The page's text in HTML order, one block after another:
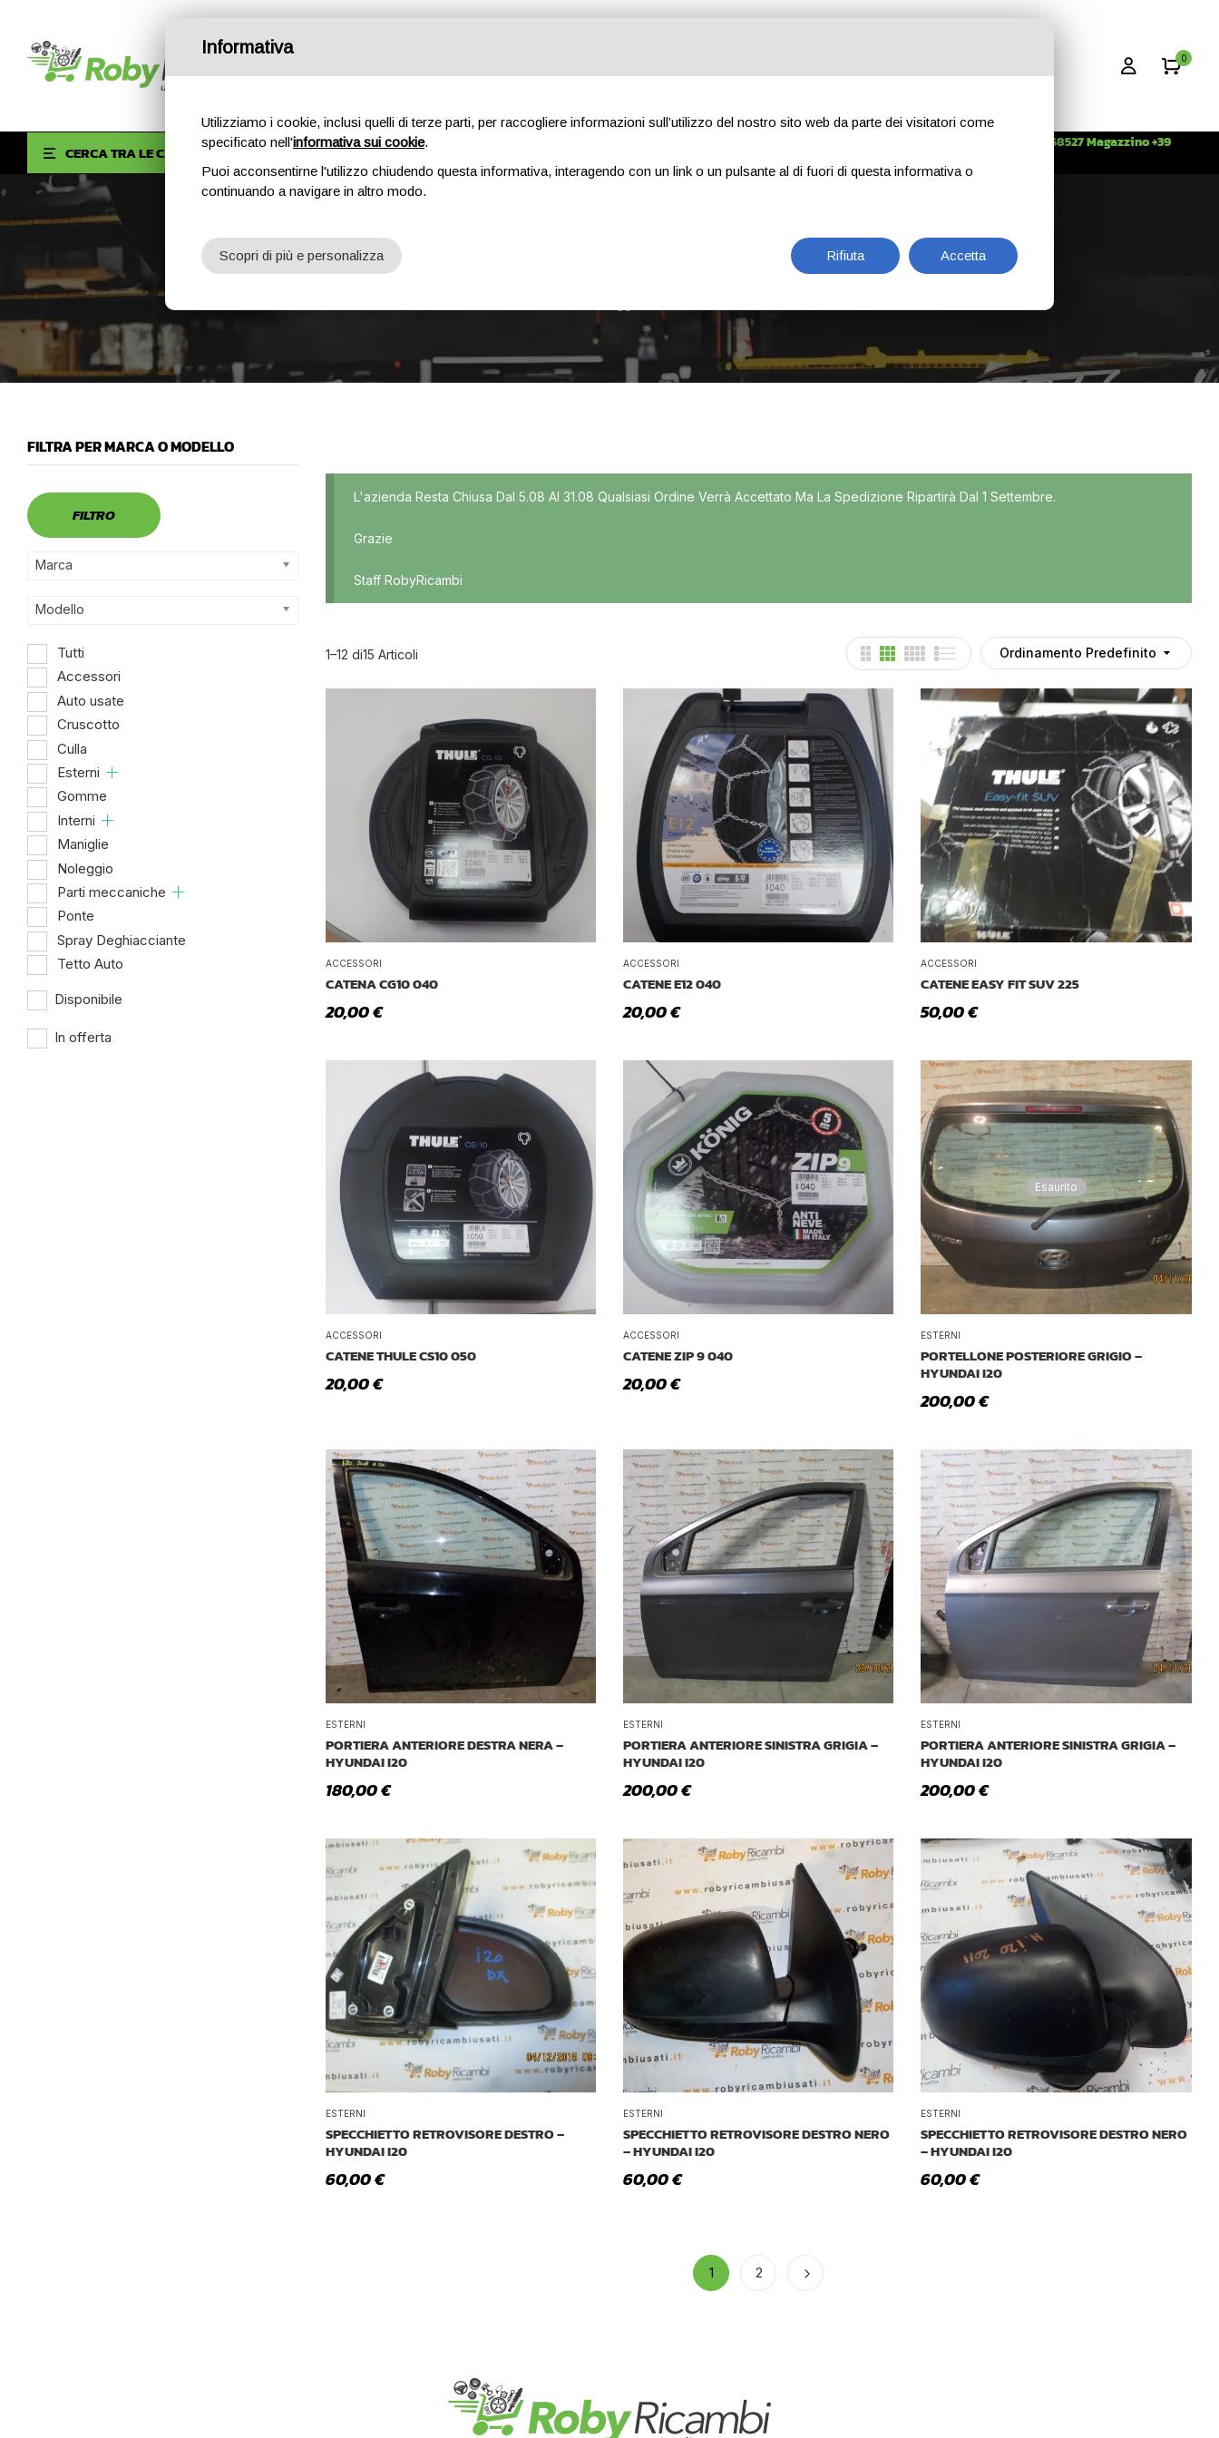
0
CERCA TRA LE CATEGORIE HOME
Info +39 3396268527 Magazzino +39
FILTRA PER MARCA O MODELLO
FILTRO
Marca
Modello
Tutti
Accessori
Auto usate
Cruscotto
Culla
Esterni
Gomme
Interni
Maniglie
Noleggio
Parti meccaniche
Ponte
Spray Deghiacciante
Tetto Auto
Disponibile
In offerta
Gomme
Interni
Maniglie
Noleggio
Parti meccaniche
Ponte
Spray Deghiacciante
Tetto Auto
In offerta
L'azienda Resta Chiusa Dal 5.08 Al 31.08 Qualsiasi Ordine Verrà Accettato Ma La Spedizione Ripartirà Dal 1 Settembre.
Grazie
Staff RobyRicambi
Ordinamento Predefinito
1–12 di15 Articoli
ACCESSORI
CATENA CG10 040
20,00€
ACCESSORI
CATENE E12 040
20,00€
ACCESSORI
CATENE EASY FIT SUV 225
50,00€
ACCESSORI
CATENE THULE CS10 050
20,00€
ACCESSORI
CATENE ZIP 9 040
20,00€
Esaurito
ESTERNI
PORTELLONE POSTERIORE GRIGIO –
HYUNDAI I20
200,00€
ESTERNI
PORTIERA ANTERIORE DESTRA NERA –
HYUNDAI I20
180,00€
ESTERNI
PORTIERA ANTERIORE SINISTRA GRIGIA –
HYUNDAI I20
200,00€
ESTERNI
PORTIERA ANTERIORE SINISTRA GRIGIA –
HYUNDAI I20
200,00€
ESTERNI
SPECCHIETTO RETROVISORE DESTRO –
HYUNDAI I20
60,00€
ESTERNI
SPECCHIETTO RETROVISORE DESTRO NERO
– HYUNDAI I20
60,00€
ESTERNI
SPECCHIETTO RETROVISORE DESTRO NERO
– HYUNDAI I20
60,00€
1 2
Informativa
Utilizziamo i cookie, inclusi quelli di terze parti, per raccogliere informazioni sull’utilizzo del nostro sito web da parte dei visitatori come
specificato nell'informativa sui cookie.
Puoi acconsentirne l'utilizzo chiudendo questa informativa, interagendo con un link o un pulsante al di fuori di questa informativa o
continuando a navigare in altro modo.
Rifiuta Accetta
Scopri di più e personalizza